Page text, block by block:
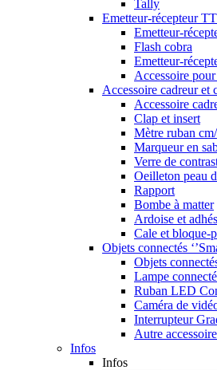
Tally
Emetteur-récepteur
Emetteur-
Flash cobra
Emetteur-
Accessoire
Accessoire cadreur et
Accessoire
Clap et insert
Mètre ruban
Marqueur en
Verre de
Oeilleton peau
Rapport
Bombe à matter
Ardoise et
Cale et bloque-
Objets connectés
Objets
Lampe
Ruban LED
Caméra de
Interrupteur
Autre
Infos
Infos